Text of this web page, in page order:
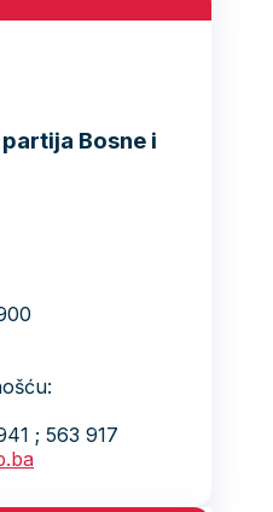
Bosne i
; 563 917